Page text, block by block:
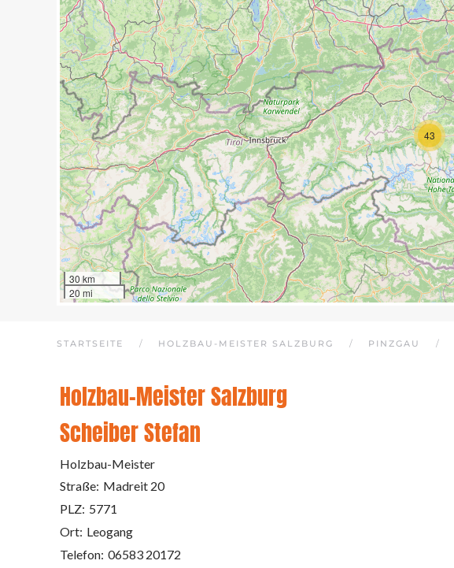
43
30 km
20 mi
STARTSEITE HOLZBAU-MEISTER SALZBURG PINZGAU
Holzbau-Meister Salzburg
Scheiber Stefan
Holzbau-Meister
Straße: Madreit 20
PLZ: 5771
Ort: Leogang
Telefon: 06583 20172